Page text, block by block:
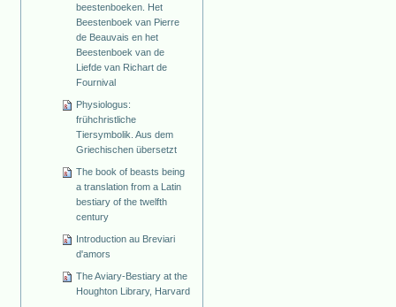
beestenboeken. Het
Beestenboek van Pierre
de Beauvais en het
Beestenboek van de
Liefde van Richart de
Fournival
Physiologus:
frühchristliche
Tiersymbolik. Aus dem
Griechischen übersetzt
The book of beasts being
a translation from a Latin
bestiary of the twelfth
century
Introduction au Breviari
d'amors
The Aviary-Bestiary at the
Houghton Library, Harvard